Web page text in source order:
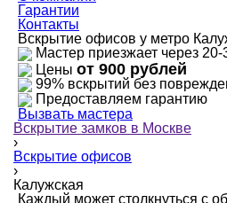
Гарантии
Контакты
Вскрытие офисов у метро
Мастер приезжает через
Цены от 900 рублей
99% вскрытий без
Предоставляем гарантию
Вызвать мастера
Вскрытие замков в Москве
›
Вскрытие офисов
›
Калужская
Каждый может столкнуться с